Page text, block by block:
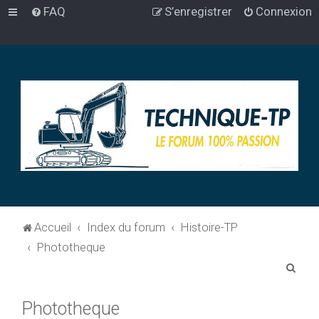
FAQ Connexion
S’enregistrer
Accueil Index du forum
Histoire-TP
Phototheque
Phototheque